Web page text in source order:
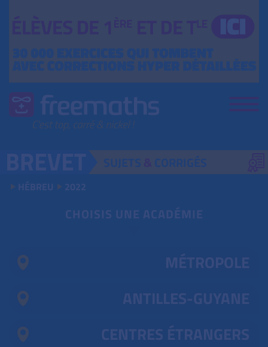
HÉBREU 2022
CHOISIS UNE ACADÉMIE
MÉTROPOLE
ANTILLES-GUYANE
CENTRES ÉTRANGERS